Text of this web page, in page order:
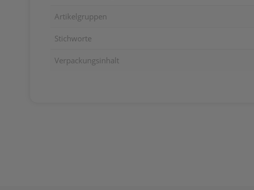
Artikelgruppen
Stichworte
Verpackungsinhalt